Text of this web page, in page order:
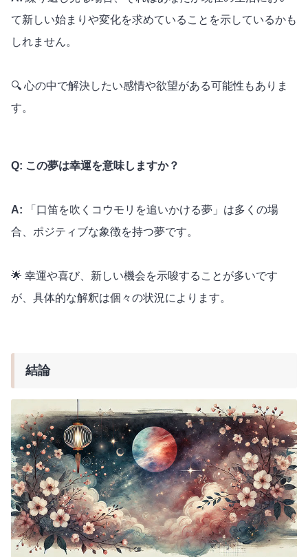
て新しい始まりや変化を求めていることを示しているかも
しれません。
🔍 心の中で解決したい感情や欲望がある可能性もありま
す。
Q: この夢は幸運を意味しますか？
A:
「口笛を吹くコウモリを追いかける夢」は多くの場
合、ポジティブな象徴を持つ夢です。
🌟 幸運や喜び、新しい機会を示唆することが多いです
が、具体的な解釈は個々の状況によります。
結論